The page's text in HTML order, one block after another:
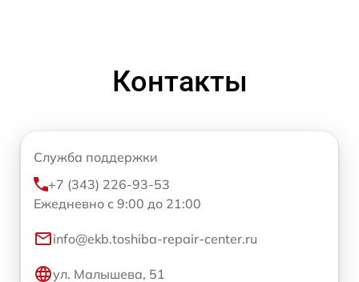
Контакты
Служба поддержки
+7 (343) 226-93-53
Ежедневно с 9:00 до 21:00
info@ekb.toshiba-repair-center.ru
ул. Малышева, 51